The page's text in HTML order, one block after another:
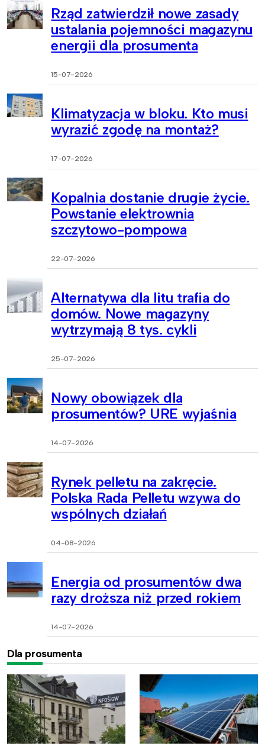
Rząd zatwierdził nowe zasady
ustalania pojemności magazynu
energii dla prosumenta
15-07-2026
Klimatyzacja w bloku. Kto musi
wyrazić zgodę na montaż?
17-07-2026
Kopalnia dostanie drugie życie.
Powstanie elektrownia
szczytowo-pompowa
22-07-2026
Alternatywa dla litu trafia do
domów. Nowe magazyny
wytrzymają 8 tys. cykli
25-07-2026
Nowy obowiązek dla
prosumentów? URE wyjaśnia
14-07-2026
Rynek pelletu na zakręcie.
Polska Rada Pelletu wzywa do
wspólnych działań
04-08-2026
Energia od prosumentów dwa
razy droższa niż przed rokiem
14-07-2026
Dla prosumenta